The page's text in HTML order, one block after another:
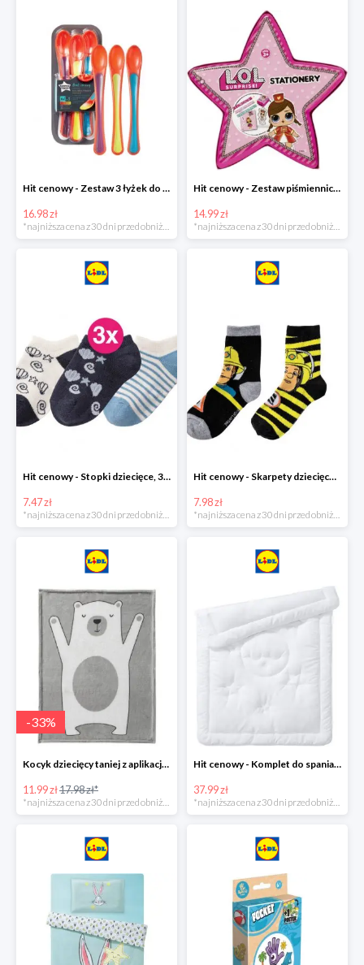
Hit cenowy - Zestaw 3 łyżek do karmienia wskazujących stopień ciepła
16.98 zł
*najniższa cena z 30 dni przed obniżką
Hit cenowy - Zestaw piśmienniczy dla dzieci
14.99 zł
*najniższa cena z 30 dni przed obniżką
Hit cenowy - Stopki dziecięce, 3 pary
7.47 zł
Hit cenowy - Skarpety dziecięce, 2 pary
7.98 zł
-33%
Kocyk dziecięcy taniej z aplikacją Lidl
11.99 zł17.98 zł*
Hit cenowy - Komplet do spania: kołdra i poduszka
37.99 zł